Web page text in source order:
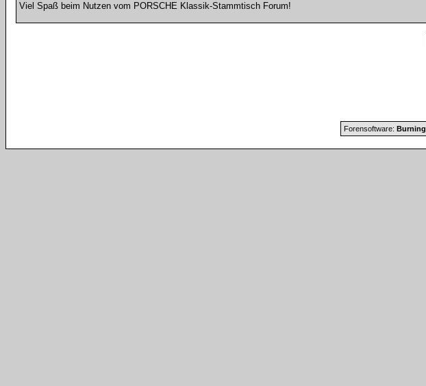
Viel Spaß beim Nutzen vom PORSCHE Klassik-Stammtisch Forum!
Forensoftware: Burning